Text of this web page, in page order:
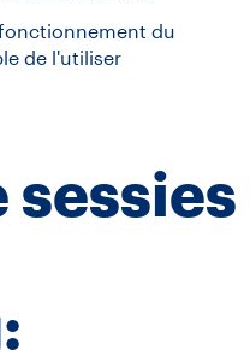
du
de l'utiliser
sessies